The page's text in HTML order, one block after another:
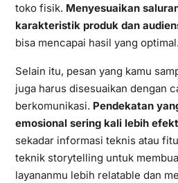
toko fisik. Menyesuaikan
karakteristik produk dan
bisa mencapai hasil yang optimal.
Selain itu, pesan yang kamu
juga harus disesuaikan dengan
berkomunikasi. Pendekatan
emosional sering kali lebih
sekadar informasi teknis atau
teknik storytelling untuk
layananmu lebih relatable dan